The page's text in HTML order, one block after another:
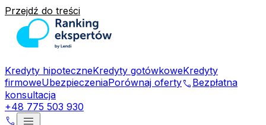
Przejdź do treści
Kredyty hipoteczneKredyty gotówkoweKredyty
firmoweUbezpieczeniaPorównaj ofertyphone Bezpłatna
konsultacja
+48 775 503 930
phone menu